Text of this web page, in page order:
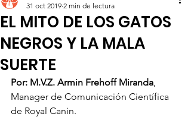
EL MITO DE LOS GATOS
NEGROS Y LA MALA
SUERTE
31 oct 2019 2 min de lectura
Por: M.V.Z. Armin Frehoff Miranda,
Manager de Comunicación Científica
de Royal Canin.